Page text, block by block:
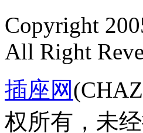
Copyright
All Right
插座网
权所有，未